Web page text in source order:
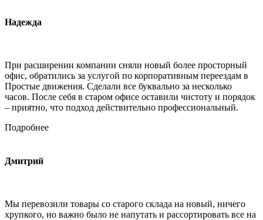
Надежда
При расширении компании сняли новый более просторный
офис, обратились за услугой по корпоративным переездам в
Простые движения. Сделали все буквально за несколько
часов. После себя в старом офисе оставили чистоту и порядок
– приятно, что подход действительно профессиональный.
Подробнее
Дмитрий
Мы перевозили товары со старого склада на новый, ничего
хрупкого, но важно было не напутать и рассортировать все на